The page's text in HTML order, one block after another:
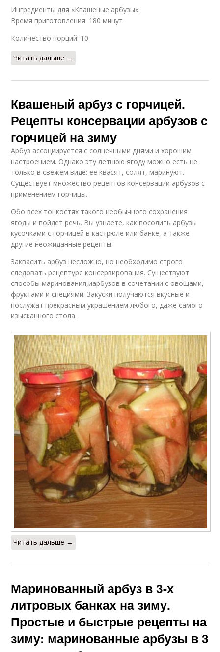
Ингредиенты для «Квашеные арбузы»:
Время приготовления: 180 минут
Количество порций: 10
Читать дальше →
Квашеный арбуз с горчицей.
Рецепты консервации арбузов с
горчицей на зиму
Арбуз ассоциируется с солнечными днями и хорошим
настроением. Однако эту летнюю ягоду можно есть не
только в свежем виде: ее квасят, солят, маринуют.
Существует множество рецептов консервации арбузов с
применением горчицы.
Обо всех тонкостях такого необычного сохранения
ягоды и пойдет речь. Вы узнаете, как посолить арбузы
кусочками с горчицей в кастрюле или банке, а также
другие неожиданные рецепты.
Заквасить арбуз несложно, но необходимо строго
следовать рецептуре консервирования. Существуют
способы маринования,иарбузов в сочетании с овощами,
фруктами и специями. Закуски получаются вкусные и
послужат прекрасным украшением любого, даже самого
изысканного стола.
Читать дальше →
Маринованный арбуз в 3-х
литровых банках на зиму.
Простые и быстрые рецепты на
зиму: маринованные арбузы в 3